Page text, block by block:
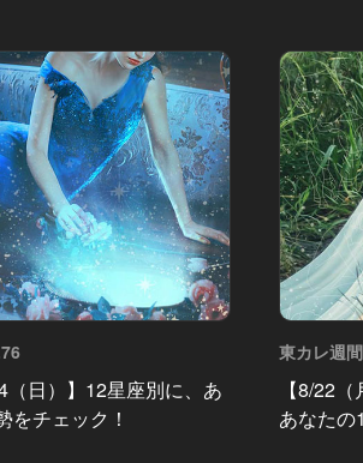
（日）】12星座別に、あ
をチェック！
東カレ週
【8/22
あなた